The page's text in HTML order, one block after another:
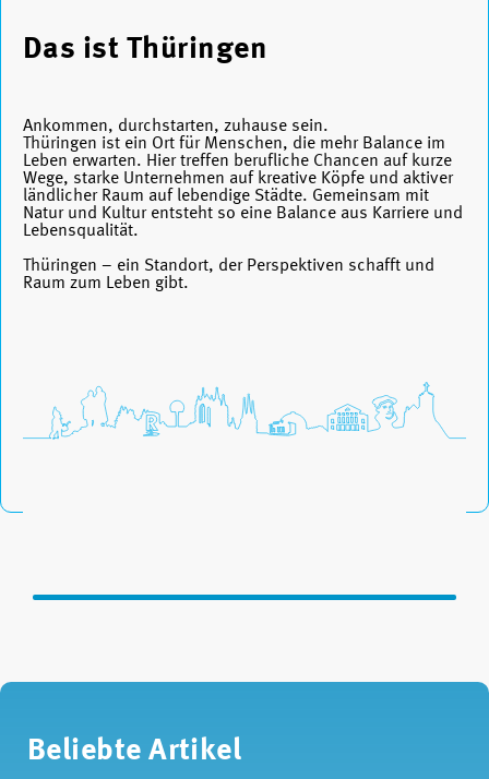
Das ist Thüringen
Ankommen, durchstarten, zuhause sein.
Thüringen ist ein Ort für Menschen, die mehr Balance im
Leben erwarten. Hier treffen berufliche Chancen auf kurze
Wege, starke Unternehmen auf kreative Köpfe und aktiver
ländlicher Raum auf lebendige Städte. Gemeinsam mit
Natur und Kultur entsteht so eine Balance aus Karriere und
Lebensqualität.
Thüringen – ein Standort, der Perspektiven schafft und
Raum zum Leben gibt.
Beliebte Artikel